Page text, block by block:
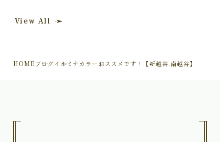
View All
HOMEブログイルミナカラーおススメです！【新越谷.南越谷】